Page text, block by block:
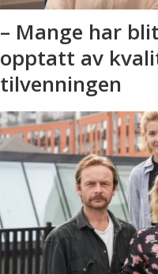
– Mange har
opptatt av
tilvenningen